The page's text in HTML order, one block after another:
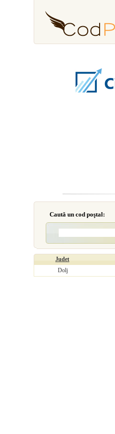
Caută un cod poştal:
Judet
Dolj